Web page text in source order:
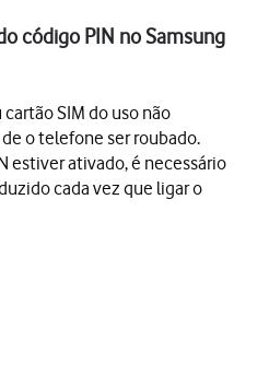
código PIN no Samsung
SIM do uso não
o telefone ser roubado.
estiver ativado, é necessário
cada vez que ligar o